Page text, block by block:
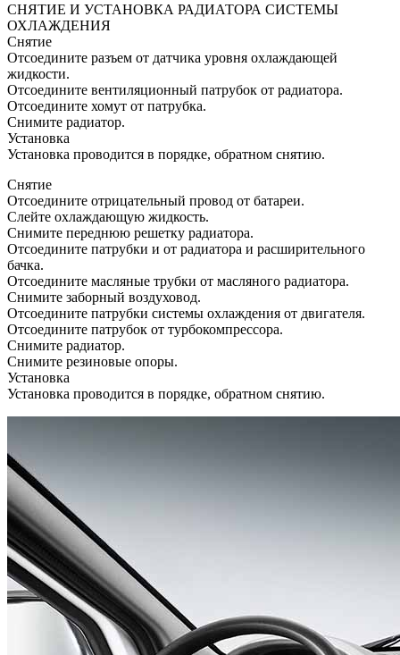
СНЯТИЕ И УСТАНОВКА РАДИАТОРА СИСТЕМЫ
ОХЛАЖДЕНИЯ
Снятие
Отсоедините разъем от датчика уровня охлаждающей
жидкости.
Отсоедините вентиляционный патрубок от радиатора.
Отсоедините хомут от патрубка.
Снимите радиатор.
Установка
Установка проводится в порядке, обратном снятию.
Снятие
Отсоедините отрицательный провод от батареи.
Слейте охлаждающую жидкость.
Снимите переднюю решетку радиатора.
Отсоедините патрубки и от радиатора и расширительного
бачка.
Отсоедините масляные трубки от масляного радиатора.
Снимите заборный воздуховод.
Отсоедините патрубки системы охлаждения от двигателя.
Отсоедините патрубок от турбокомпрессора.
Снимите радиатор.
Снимите резиновые опоры.
Установка
Установка проводится в порядке, обратном снятию.